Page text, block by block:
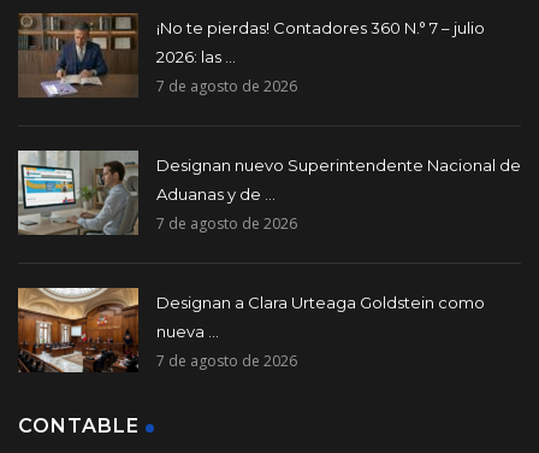
¡No te pierdas! Contadores 360 N.° 7 – julio
2026: las ...
7 de agosto de 2026
Designan nuevo Superintendente Nacional de
Aduanas y de ...
7 de agosto de 2026
Designan a Clara Urteaga Goldstein como
nueva ...
7 de agosto de 2026
CONTABLE